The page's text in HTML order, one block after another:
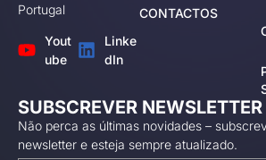
Portugal
Yout
ube
Linke
dIn
CONTACTOS
SUBSCREVER NEWSLETTER
Não perca as últimas novidades –
newsletter e esteja sempre atualizado.